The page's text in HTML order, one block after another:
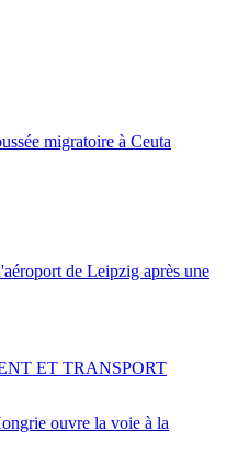
migratoire à Ceuta
de Leipzig après une
ouvre la voie à la
ET TRANSPORT